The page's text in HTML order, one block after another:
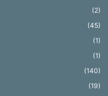
(2)
(45)
(1)
(1)
(140)
(19)